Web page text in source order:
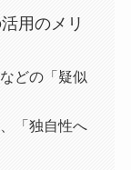
用のメリ
どの「疑似
「独自性へ